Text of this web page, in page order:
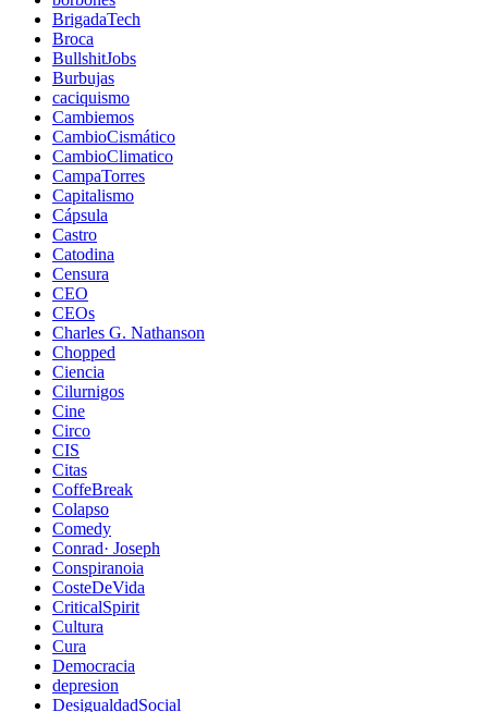
BrigadaTech
Broca
BullshitJobs
Burbujas
caciquismo
Cambiemos
CambioCismático
CambioClimatico
CampaTorres
Capitalismo
Cápsula
Castro
Catodina
Censura
CEO
CEOs
Charles G. Nathanson
Chopped
Ciencia
Cilurnigos
Cine
Circo
CIS
Citas
CoffeBreak
Colapso
Comedy
Conrad· Joseph
Conspiranoia
CosteDeVida
CriticalSpirit
Cultura
Cura
Democracia
depresion
DesigualdadSocial